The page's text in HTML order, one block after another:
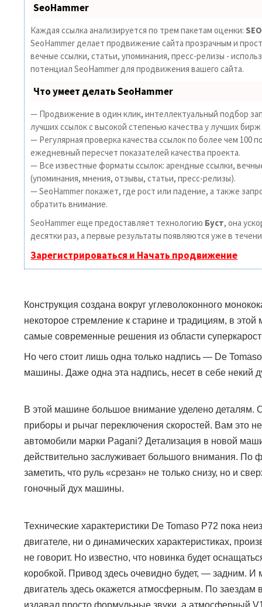
SeoHammer
Каждая ссылка анализируется по трем пакетам оценки:
SeoHammer делает продвижение сайта прозрачным и
вечные ссылки, статьи, упоминания, пресс-релизы -
потенциал SeoHammer для продвижения вашего сайта.
Что умеет делать SeoHammer
— Продвижение в один клик, интеллектуальный подбор
лучших ссылок с высокой степенью качества у лучших
— Регулярная проверка качества ссылок по более чем 100
ежедневный пересчет показателей качества проекта.
— Все известные форматы ссылок: арендные ссылки,
(упоминания, мнения, отзывы, статьи, пресс-релизы).
— SeoHammer покажет, где рост или падение, а также
обратить внимание.
SeoHammer еще предоставляет технологию Буст, она
десятки раз, а первые результаты появляются уже в
Зарегистрироваться и Начать продвижение
Конструкция создана вокруг углеволоконного
некоторое стремление к старине и традициям, в
самые современные решения из области
Но чего стоит лишь одна только надпись — De
машины. Даже одна эта надпись, несет в себе некий
В этой машине большое внимание уделено деталям.
приборы и рычаг переключения скоростей. Вам это
автомобили марки Pagani?Детализация в новой
действительно заслуживает большого внимания. По
заметить, что руль «срезан» не только снизу, но и
гоночный дух машины.
Технические характеристики De Tomaso P72 пока
двигателе, ни о динамических характеристиках,
не говорит. Но известно, что новинка будет
коробкой. Привод здесь очевидно будет,—задним. И
двигатель здесь окажется атмосферным. По заездам